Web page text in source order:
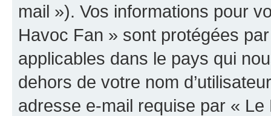
mail »). Vos informations pour
Havoc Fan » sont protégées
applicables dans le pays qui
dehors de votre nom
adresse e-mail requise par «